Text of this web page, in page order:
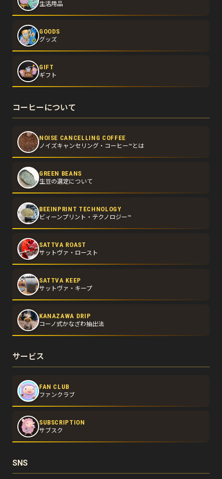
生活用品
GOODS
グッズ
GIFT
ギフト
コーヒーについて
NOISE CANCELLING COFFEE
ノイズキャンセリング・コーヒー™とは
GREEN BEANS
生豆の選定について
BEEINPRINT TECHNOLOGY
ビィーンプリント・テクノロジー™
SATTVA ROAST
サットヴァ・ロースト
SATTVA KEEP
サットヴァ・キープ
KANAZAWA DRIP
コーノ式かなざわ抽出法
サービス
FAN CLUB
ファンクラブ
SUBSCRIPTION
サブスク
SNS